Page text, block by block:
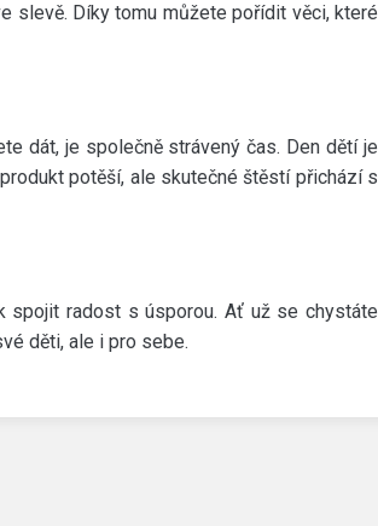
slevě. Díky tomu můžete pořídit věci, které
dát, je společně strávený čas. Den dětí je
potěší, ale skutečné štěstí přichází s
spojit radost s úsporou. Ať už se chystáte
děti, ale i pro sebe.